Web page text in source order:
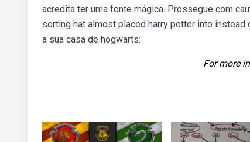
acredita ter uma fonte mágica. Prossegue com
sorting hat almost placed harry potter into
a sua casa de hogwarts:
For more